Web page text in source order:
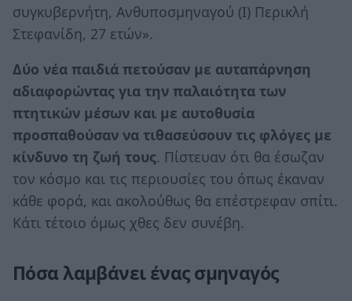
συγκυβερνήτη, Ανθυποσμηναγού (Ι) Περικλή
Στεφανίδη, 27 ετών».
Δύο νέα παιδιά πετούσαν με αυταπάρνηση
αδιαφορώντας για την παλαιότητα των
πτητικών μέσων και με αυτοθυσία
προσπαθούσαν να τιθασεύσουν τις φλόγες με
κίνδυνο τη ζωή τους. Πίστευαν ότι θα έσωζαν
τον κόσμο και τις περιουσίες του όπως έκαναν
κάθε φορά, και ακολούθως θα επέστρεφαν σπίτι.
Κάτι τέτοιο όμως χθες δεν συνέβη.
Πόσα λαμβάνει ένας σμηναγός